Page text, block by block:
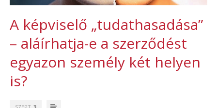
A képviselő „tudathasadása”
– aláírhatja-e a szerződést
egyazon személy két helyen
is?